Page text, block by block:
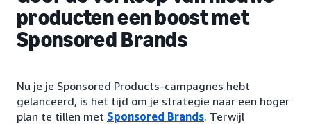
producten een boost met
Sponsored Brands
Nu je je Sponsored Products-campagnes hebt
gelanceerd, is het tijd om je strategie naar een hoger
plan te tillen met Sponsored Brands. Terwijl